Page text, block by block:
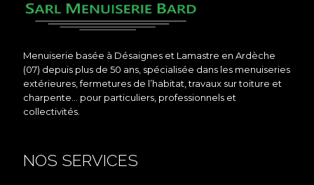
Menuiserie basée à Désaignes et Lamastre en Ardèche
(07) depuis plus de 50 ans, spécialisée dans les menuiseries
extérieures, fermetures de l’habitat, travaux sur toiture et
charpente… pour particuliers, professionnels et
collectivités.
NOS SERVICES